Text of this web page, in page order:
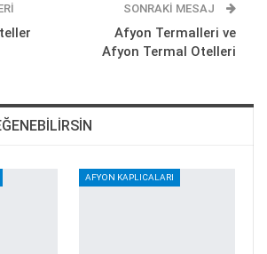
SONRAKI MESAJ
Afyon Termalleri ve
Afyon Termal Otelleri
AFYON KAPLICALARI